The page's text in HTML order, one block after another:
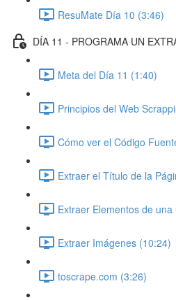
ResuMate Día 10 (3:46)
DÍA 11 - PROGRAMA UN
Meta del Día 11 (1:40)
Principios del Web
Cómo ver el Código
Extraer el Título de la
Extraer Elementos de una
Extraer Imágenes (10:24)
toscrape.com (3:26)